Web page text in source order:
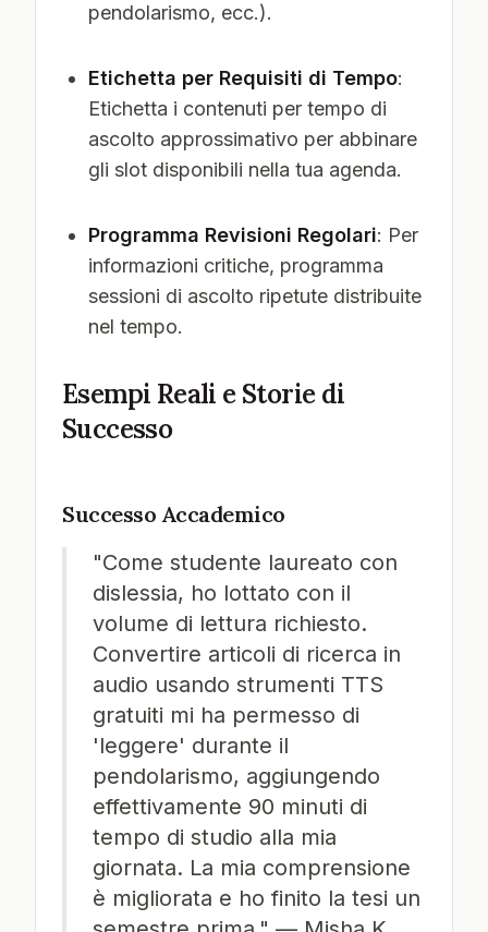
pendolarismo, ecc.).
Etichetta per Requisiti di Tempo:
Etichetta i contenuti per tempo di
ascolto approssimativo per abbinare
gli slot disponibili nella tua agenda.
Programma Revisioni Regolari: Per
informazioni critiche, programma
sessioni di ascolto ripetute distribuite
nel tempo.
Esempi Reali e Storie di
Successo
Successo Accademico
"Come studente laureato con
dislessia, ho lottato con il
volume di lettura richiesto.
Convertire articoli di ricerca in
audio usando strumenti TTS
gratuiti mi ha permesso di
'leggere' durante il
pendolarismo, aggiungendo
effettivamente 90 minuti di
tempo di studio alla mia
giornata. La mia comprensione
è migliorata e ho finito la tesi un